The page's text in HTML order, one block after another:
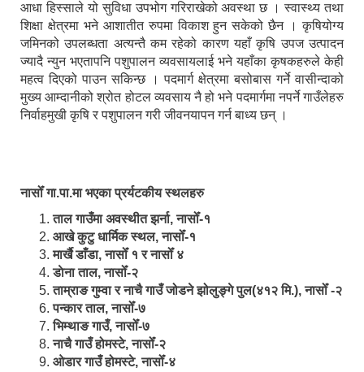
आधा हिस्साले यो सुविधा उपभोग गरिराखेको अवस्था छ । स्वास्थ्य तथा
शिक्षा क्षेत्रमा भने आशातीत रुपमा विकाश हुन सकेको छैन । कृषियोग्य
जमिनको उपलब्धता अत्यन्तै कम रहेको कारण यहाँ कृषि उपज उत्पादन
ज्यादै न्युन भएतापनि पशुपालन व्यवसायलाई भने यहाँका कृषकहरुले केही
महत्व दिएको पाउन सकिन्छ । पदमार्ग क्षेत्रमा बसोबास गर्ने वासीन्दाको
मुख्य आम्दानीको श्रोत होटल व्यवसाय नै हो भने पदमार्गमा नपर्ने गाउँलेहरु
निर्वाहमुखी कृषि र पशुपालन गरी जीवनयापन गर्न बाध्य छन् ।
नासोँ गा.पा.मा भएका प्रर्यटकीय स्थलहरु
ताल गाउँमा अवस्थीत झर्ना, नासोँ-१
आखे कुटु धार्मिक स्थल, नासोँ-१
मार्खै डाँडा, नासोँ १ र नासोँ ४
डाेना ताल, नासोँ-२
ताम्राङ गुम्वा र नाचै गाउँ जोडने झोलुङ्गे पुल(४१२ मि.), नासोँ -२
पन्कार ताल, नासोँ-७
भिम्थाङ गाउँ, नासोँ-७
नाचै गाउँ होमस्टे, नासोँ-२
ओ‍‍‌डार गाउँ होमस्टे, नासोँ-४